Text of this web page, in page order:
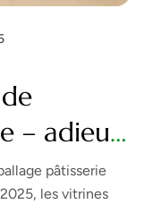
– adieu
style !
pâtisserie
les vitrines